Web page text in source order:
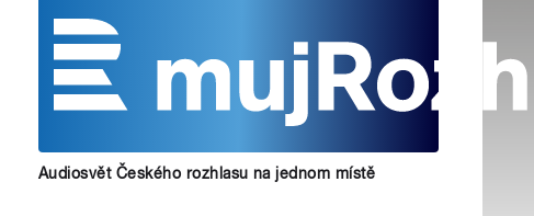
Audiosvět Českého rozhlasu na jednom místě